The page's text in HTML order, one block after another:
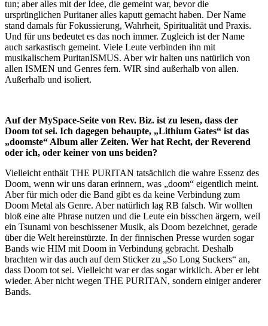
tun; aber alles mit der Idee, die gemeint war, bevor die
ursprünglichen Puritaner alles kaputt gemacht haben. Der Name
stand damals für Fokussierung, Wahrheit, Spiritualität und Praxis.
Und für uns bedeutet es das noch immer. Zugleich ist der Name
auch sarkastisch gemeint. Viele Leute verbinden ihn mit
musikalischem PuritanISMUS. Aber wir halten uns natürlich von
allen ISMEN und Genres fern. WIR sind außerhalb von allen.
Außerhalb und isoliert.
Auf der MySpace-Seite von Rev. Biz. ist zu lesen, dass der
Doom tot sei. Ich dagegen behaupte, „Lithium Gates“ ist das
„doomste“ Album aller Zeiten. Wer hat Recht, der Reverend
oder ich, oder keiner von uns beiden?
Vielleicht enthält THE PURITAN tatsächlich die wahre Essenz des
Doom, wenn wir uns daran erinnern, was „doom“ eigentlich meint.
Aber für mich oder die Band gibt es da keine Verbindung zum
Doom Metal als Genre. Aber natürlich lag RB falsch. Wir wollten
bloß eine alte Phrase nutzen und die Leute ein bisschen ärgern, weil
ein Tsunami von beschissener Musik, als Doom bezeichnet, gerade
über die Welt hereinstürzte. In der finnischen Presse wurden sogar
Bands wie HIM mit Doom in Verbindung gebracht. Deshalb
brachten wir das auch auf dem Sticker zu „So Long Suckers“ an,
dass Doom tot sei. Vielleicht war er das sogar wirklich. Aber er lebt
wieder. Aber nicht wegen THE PURITAN, sondern einiger anderer
Bands.